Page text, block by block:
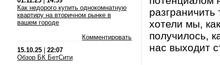
Как недорого купить однокомнатную
квартиру на вторичном рынке в
вашем городе
Комментировать
15.10.25
22:07
Обзор БК БетСити
хотели мы,
получилось,
нас выходит